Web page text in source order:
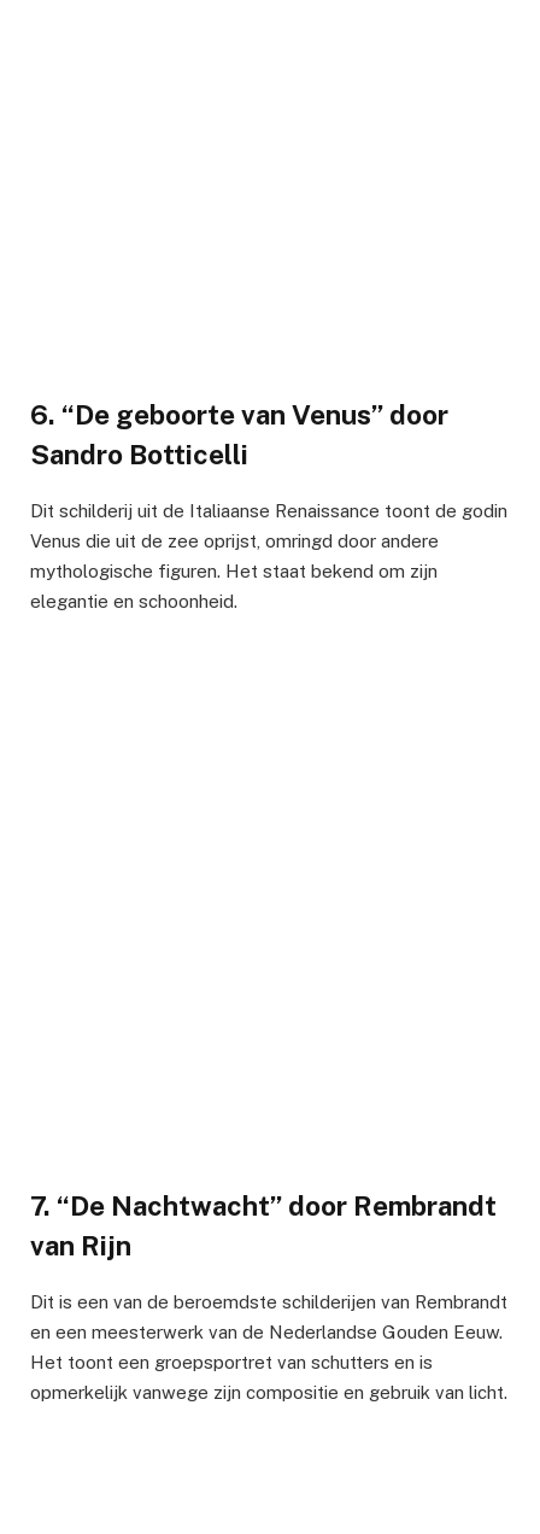
6. “De geboorte van Venus” door
Sandro Botticelli
Dit schilderij uit de Italiaanse Renaissance toont de godin
Venus die uit de zee oprijst, omringd door andere
mythologische figuren. Het staat bekend om zijn
elegantie en schoonheid.
7. “De Nachtwacht” door Rembrandt
van Rijn
Dit is een van de beroemdste schilderijen van Rembrandt
en een meesterwerk van de Nederlandse Gouden Eeuw.
Het toont een groepsportret van schutters en is
opmerkelijk vanwege zijn compositie en gebruik van licht.